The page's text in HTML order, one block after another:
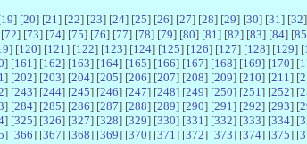
19] [20] [21 ] [22] [23] [24] [25] [26] [27] [28] [29] [30] [31 ] [32
72] [73] [74] [75] [76] [77] [78] [79] [80] [81 ] [82] [83] [84] [85
] [120] [121 ] [122] [123] [124] [125] [126] [127] [128] [129] [
] [161 ] [162] [163] [164] [165] [166] [167] [168] [169] [170] [
] [202] [203] [204] [205] [206] [207] [208] [209] [210] [211 ] [
] [243] [244] [245] [246] [247] [248] [249] [250] [251 ] [252] [
] [284] [285] [286] [287] [288] [289] [290] [291 ] [292] [293] [
] [325] [326] [327] [328] [329] [330] [331 ] [332] [333] [334] [
] [366] [367] [368] [369] [370] [371 ] [372] [373] [374] [375] [